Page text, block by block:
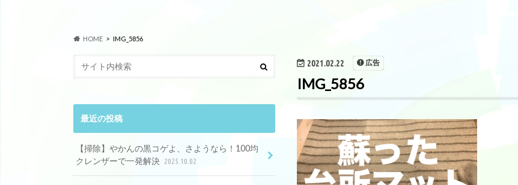
HOME IMG_5856
2021.02.22 広告
IMG_5856
最近の投稿
【掃除】やかんの黒コゲよ、さようなら！100均
クレンザーで一発解決 2025.10.02